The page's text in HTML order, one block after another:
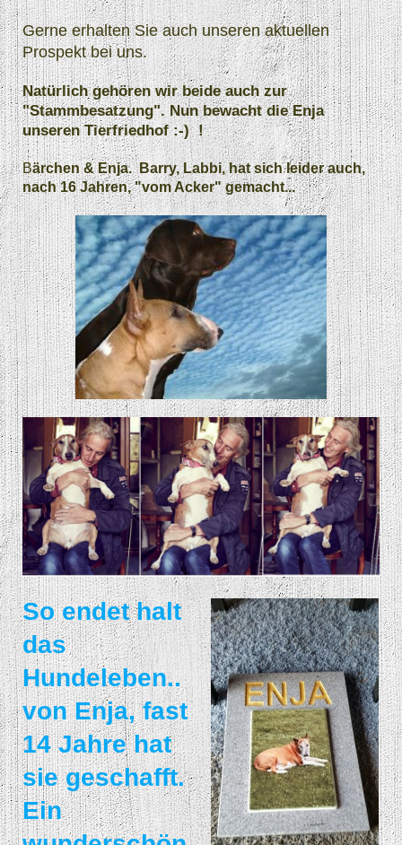
Gerne erhalten Sie auch unseren aktuellen
Prospekt bei uns.
Natürlich gehören wir beide auch zur
"Stammbesatzung". Nun bewacht die Enja
unseren Tierfriedhof :-) !
Bärchen & Enja. Barry, Labbi, hat sich leider auch,
nach 16 Jahren, "vom Acker" gemacht...
So endet halt
das
Hundeleben..
von Enja, fast
14 Jahre hat
sie geschafft.
Ein